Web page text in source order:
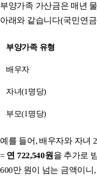
부양가족 가산금은 매년
아래와 같습니다(국민연
부양가족 유형
배우자
자녀(1명당)
부모(1명당)
예를 들어, 배우자와 자녀
= 연 722,540원 을 추가로
600만 원이 넘는 금액이니